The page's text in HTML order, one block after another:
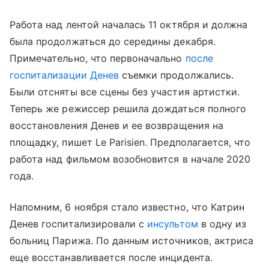
Работа над лентой началась 11 октября и должна
была продолжаться до середины декабря.
Примечательно, что первоначально после
госпитализации Деневсъемки продолжались.
Были отсняты все сцены без участия артистки.
Теперь же режиссер решила дождаться полного
восстановления Денев и ее возвращения на
площадку, пишет Le Parisien. Предполагается, что
работа над фильмом возобновится в начале 2020
года.
Напомним, 6 ноября стало известно, что Катрин
Денев госпитализировали с инсультом в одну из
больниц Парижа. По данным источников, актриса
еще восстанавливается после инцидента.